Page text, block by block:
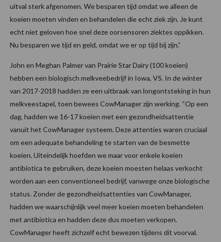
uitval sterk afgenomen. We besparen tijd omdat we alleen de
koeien moeten vinden en behandelen die echt ziek zijn. Je kunt
echt niet geloven hoe snel deze oorsensoren ziektes oppikken.
Nu besparen we tijd en geld, omdat we er op tijd bij zijn.”
John en Meghan Palmer van Prairie Star Dairy (100 koeien)
hebben een biologisch melkveebedrijf in Iowa, VS. In de winter
van 2017-2018 hadden ze een uitbraak van longontsteking in hun
melkveestapel, toen bewees CowManager zijn werking. “Op een
dag, hadden we 16-17 koeien met een gezondheidsattentie
vanuit het CowManager systeem. Deze attenties waren cruciaal
om een adequate behandeling te starten van de besmette
koeien. Uiteindelijk hoefden we maar voor enkele koeien
antibiotica te gebruiken, deze koeien moesten helaas verkocht
worden aan een conventioneel bedrijf, vanwege onze biologische
status. Zonder de gezondheidsattenties van CowManager,
hadden we waarschijnlijk veel meer koeien moeten behandelen
met antibiotica en hadden deze dus moeten verkopen.
CowManager heeft zichzelf echt bewezen tijdens dit voorval.